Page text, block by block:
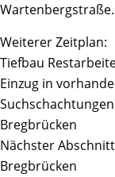
Wartenbergstraße.
Weiterer Zeitplan:
Tiefbau
Einzug in
Bregbrücken
Nächster
Bregbrücken